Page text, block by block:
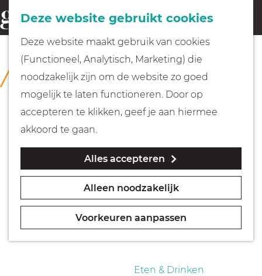
Deze website gebruikt cookies
Deze website maakt gebruik van cookies
(Functioneel, Analytisch, Marketing) die
noodzakelijk zijn om de website zo goed
mogelijk te laten functioneren. Door op
accepteren te klikken, geef je aan hiermee
akkoord te gaan.
Alles accepteren
Alleen noodzakelijk
Voorkeuren aanpassen
G
a
Fietsen
Wandelen
Geocachen
Naar het museum
Eten & Drinken
o
e
k
e
n
COLLECTIE
Museum Weesp